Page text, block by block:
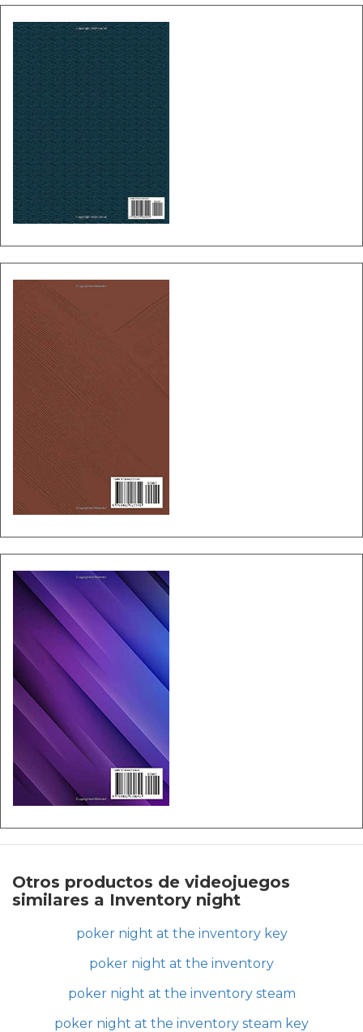
Otros productos de videojuegos
similares a Inventory night
poker night at the inventory key
poker night at the inventory
poker night at the inventory steam
poker night at the inventory steam key